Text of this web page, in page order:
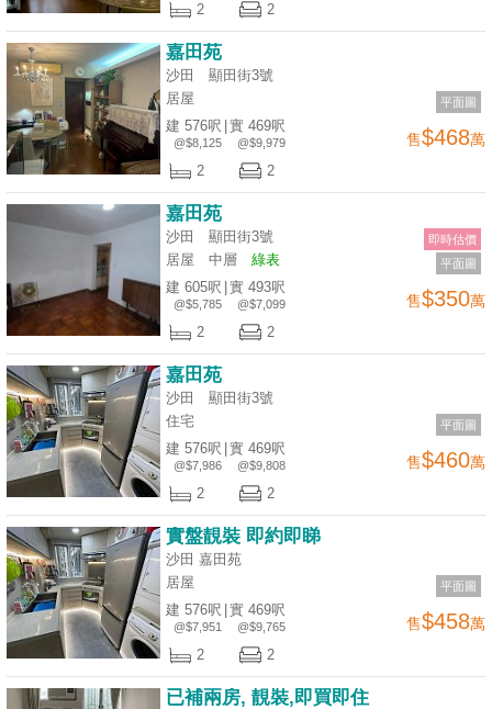
2 2
平面圖
嘉田苑
沙田 顯田街3號
居屋
建 576呎
@$8,125
實 469呎
@$9,979 售$468萬
2 2
平面圖
即時估價
嘉田苑
沙田 顯田街3號
居屋
中層
綠表
建 605呎
@$5,785
實 493呎
@$7,099 售$350萬
2 2
平面圖
嘉田苑
沙田 顯田街3號
住宅
建 576呎
@$7,986
實 469呎
@$9,808 售$460萬
2 2
平面圖
實盤靚裝 即約即睇
沙田 嘉田苑
居屋
建 576呎
@$7,951
實 469呎
@$9,765 售$458萬
2 2
已補兩房, 靚裝,即買即住